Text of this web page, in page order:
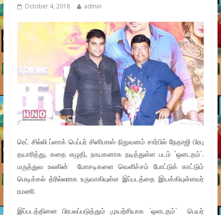
October 4, 2018 admin
ரெட் சில்லி ப்ளாக் பெப்பர் சினிமாஸ் நிறுவனம் சார்பில் நேதாஜி பிரபு
தயாரித்து, கதை எழுதி, நாயகனாக நடித்துள்ள படம் `ஒளடதம்`.
மருத்துவ உலகின் மோசடிகளை வெளிச்சம் போட்டுக் காட்டும்
மெடிக்கல் த்ரில்லராக உருவாகியுள்ள இப்படத்தை இயக்கியுள்ளவர்
ரமணி.
இப்படத்தினை பிரபலப்படுத்தும் முயற்சியாக `ஒளடதம்` பெயர்